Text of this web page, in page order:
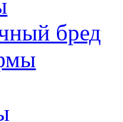
бред